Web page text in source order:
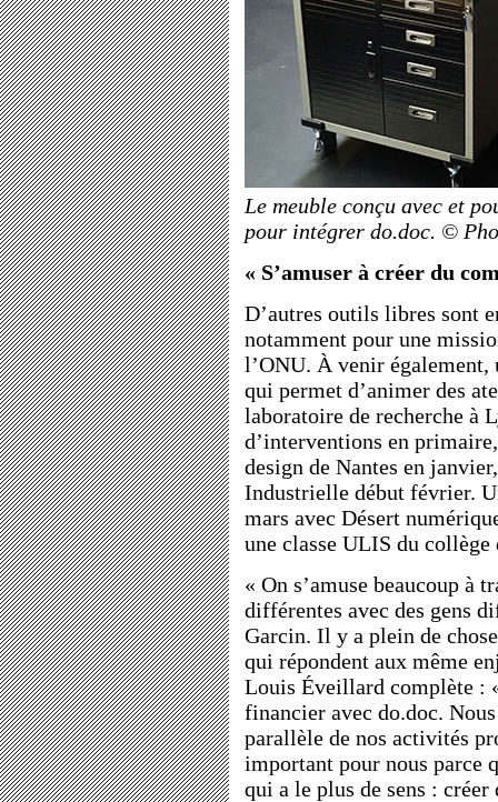
Le meuble conçu avec et
pour intégrer do.doc. ©
« S’amuser à créer du
D’autres outils libres sont
notamment pour une
l’ONU. À venir également,
qui permet d’animer des
laboratoire de recherche à
d’interventions en
design de Nantes en
Industrielle début février.
mars avec Désert
une classe ULIS du collège
« On s’amuse beaucoup à
différentes avec des gens
Garcin. Il y a plein de
qui répondent aux même
Louis Éveillard complète :
financier avec do.doc.
parallèle de nos activités
important pour nous parce
qui a le plus de sens : créer